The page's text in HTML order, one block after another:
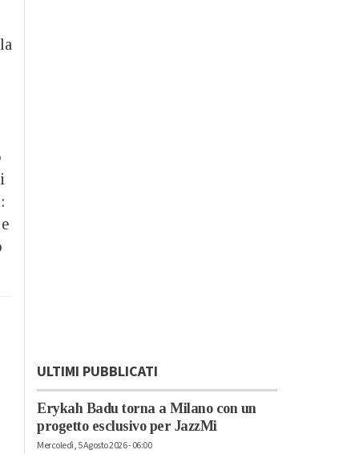
ULTIMI PUBBLICATI
Erykah Badu torna a Milano con un
progetto esclusivo per JazzMi
Mercoledì, 5 Agosto 2026 - 06:00